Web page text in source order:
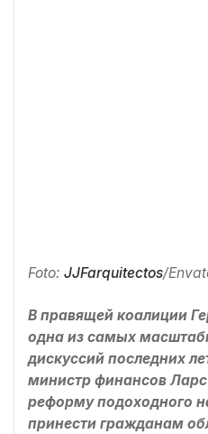
Foto: JJFarquitectos/
В правящей коалиции
одна из самых
дискуссий последних
министр финансов Ларс
реформу подоходного
принести гражданам